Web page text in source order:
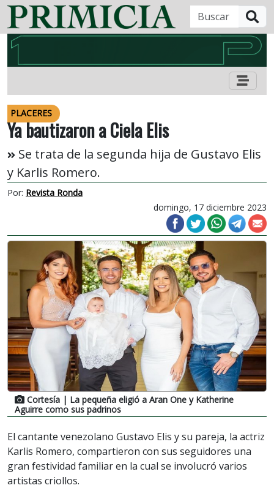
PLACERES
Ya bautizaron a Ciela Elis
Se trata de la segunda hija de Gustavo Elis
y Karlis Romero.
Por: Revista Ronda
domingo, 17 diciembre 2023
Cortesía | La pequeña eligió a Aran One y Katherine
Aguirre como sus padrinos
El cantante venezolano Gustavo Elis y su pareja, la actriz
Karlis Romero, compartieron con sus seguidores una
gran festividad familiar en la cual se involucró varios
artistas criollos.